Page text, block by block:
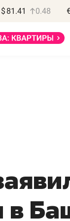
$ 81.41 0.48
в
может
минимум